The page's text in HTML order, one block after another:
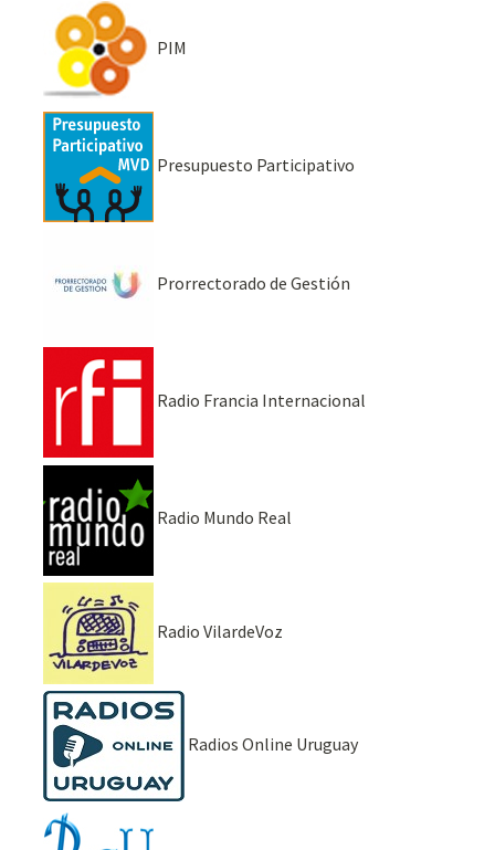
PIM
Presupuesto Participativo
Prorrectorado de Gestión
Radio Francia Internacional
Radio Mundo Real
Radio VilardeVoz
Radios Online Uruguay